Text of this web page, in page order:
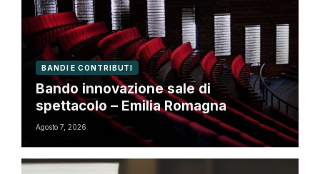
BANDI E CONTRIBUTI
Bando innovazione sale di
spettacolo – Emilia Romagna
Agosto 7, 2026